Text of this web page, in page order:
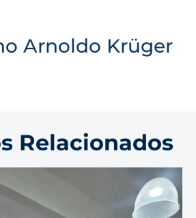
Arnoldo Krüger
Relacionados